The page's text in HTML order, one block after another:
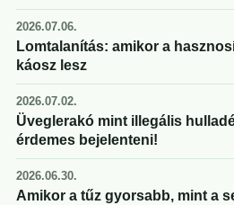
2026.07.06.
Lomtalanítás: amikor a
káosz lesz
2026.07.02.
Üveglerakó mint illegális
érdemes bejelenteni!
2026.06.30.
Amikor a tűz gyorsabb, mint a